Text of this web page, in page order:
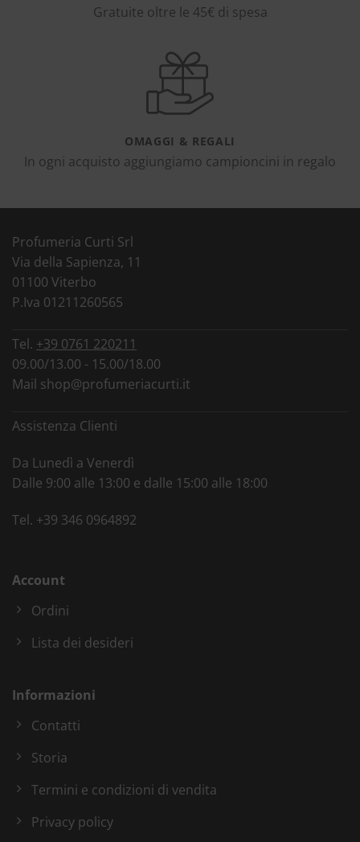
Gratuite oltre le 45€ di spesa
OMAGGI & REGALI
In ogni acquisto aggiungiamo campioncini in regalo
Profumeria Curti Srl
Via della Sapienza, 11
01100 Viterbo
P.Iva 01211260565
Tel. +39 0761 220211
09.00/13.00 - 15.00/18.00
Mail shop@profumeriacurti.it
Assistenza Clienti
Da Lunedì a Venerdì
Dalle 9:00 alle 13:00 e dalle 15:00 alle 18:00
Tel. +39 346 0964892
Account
Ordini
Lista dei desideri
Informazioni
Contatti
Storia
Termini e condizioni di vendita
Privacy policy